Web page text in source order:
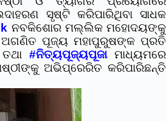
ସୃଷ୍ଟି କରିପାରିଥିବା ସାଧକ
ନବକିଶୋର ମଲ୍ଲିକ ମହୋଦୟଙ୍କୁ
ପୂଜ୍ୟ ମହାପୁରୁଷଙ୍କ ପ୍ରତି
#ନିତ୍ୟପୂଜ୍ୟପୂଜାମାଧ୍ୟମରେ
ଅଭିପ୍ରେରିତ କରିପାରିଛନ୍ତି